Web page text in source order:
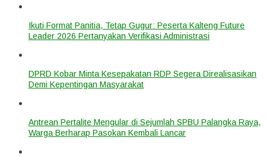
Ikuti Format Panitia, Tetap Gugur: Peserta Kalteng Future
Leader 2026 Pertanyakan Verifikasi Administrasi
DPRD Kobar Minta Kesepakatan RDP Segera Direalisasikan
Demi Kepentingan Masyarakat
Antrean Pertalite Mengular di Sejumlah SPBU Palangka Raya,
Warga Berharap Pasokan Kembali Lancar